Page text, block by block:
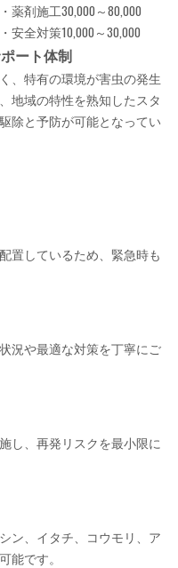
薬剤施工30,000～80,000
安全対策10,000～30,000
ート体制
、特有の環境が害虫の発生
地域の特性を熟知したスタ
除と予防が可能となってい
置しているため、緊急時も
況や最適な対策を丁寧にご
し、再発リスクを最小限に
ン、イタチ、コウモリ、ア
能です。